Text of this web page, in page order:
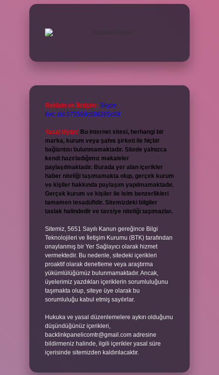
Reklam ve İletişim: Skype:
live:.cid.575569c608265c69
Yasal Uyarı: Bu internet sitesi, herhangi bir
marka, kurum veya şahıs şirketi ile hiçbir
bağlantısı bulunmamaktadır. Sitede yalnızca
kendi hazırladığımız makaleler
paylaşılmaktadır. Burada yer alan içerikler
haber niteliği taşımamakta olup, gerçek kurum
ve kişiler hakkında paylaşım yapılmamaktadır.
Gerçek kurum ve kişiler ile isim benzerlikleri
tamamen tesadüfidir. Sitemizdeki bilgiler
taslak halindedir ve tavsiye niteliği taşımazlar.
Sitemiz, 5651 Sayılı Kanun gereğince Bilgi
Teknolojileri ve İletişim Kurumu (BTK) tarafından
onaylanmış bir Yer Sağlayıcı olarak hizmet
vermektedir. Bu nedenle, sitedeki içerikleri
proaktif olarak denetleme veya araştırma
yükümlülüğümüz bulunmamaktadır. Ancak,
üyelerimiz yazdıkları içeriklerin sorumluluğunu
taşımakta olup, siteye üye olarak bu
sorumluluğu kabul etmiş sayılırlar.
Hukuka ve yasal düzenlemelere aykırı olduğunu
düşündüğünüz içerikleri,
backlinkpanelicomtr@gmail.com adresine
bildirmeniz halinde, ilgili içerikler yasal süre
içerisinde sitemizden kaldırılacaktır.